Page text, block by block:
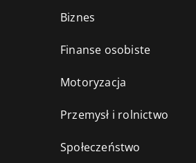
Biznes
Finanse osobiste
Motoryzacja
Przemysł i rolnictwo
Społeczeństwo